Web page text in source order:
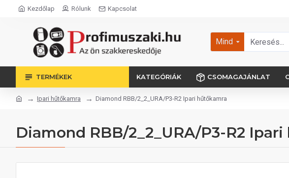
Kezdőlap Rólunk Kapcsolat
Mind
TERMÉKEK KATEGÓRIÁK CSOMAGAJÁNLAT
Ipari hűtőkamra Diamond RBB/2_2_URA/P3-R2 Ipari hűtőkamra
Diamond RBB/2_2_URA/P3-R2